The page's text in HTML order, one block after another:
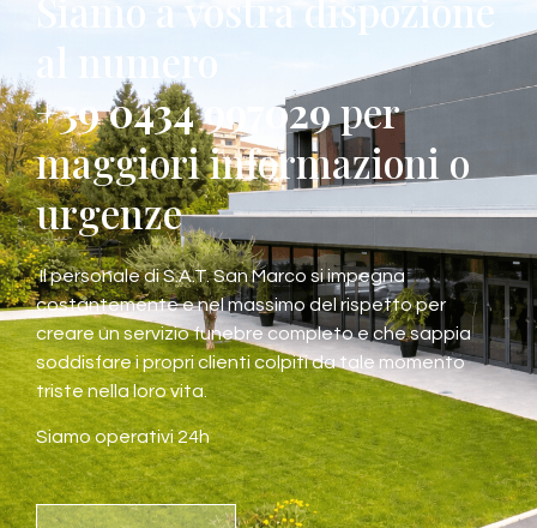
al numero
+39 0434 997029per
maggiori informazioni o
urgenze
Il personale di S.A.T. San Marco si impegna
costantemente e nel massimo del rispetto per
creare un servizio funebre completo e che sappia
soddisfare i propri clienti colpiti da tale momento
triste nella loro vita.
Siamo operativi 24h